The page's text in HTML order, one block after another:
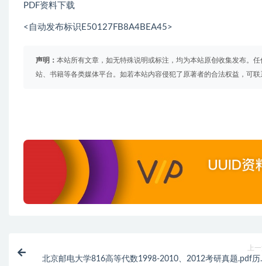
PDF资料下载
<自动发布标识E50127FB8A4BEA45>
声明： 本站所有文章，如无特殊说明或标注，均为本站原创收集发布。
站、书籍等各类媒体平台。如若本站内容侵犯了原著者的合法权益，可
上
北京邮电大学816高等代数1998-2010、2012考研真题.pdf历